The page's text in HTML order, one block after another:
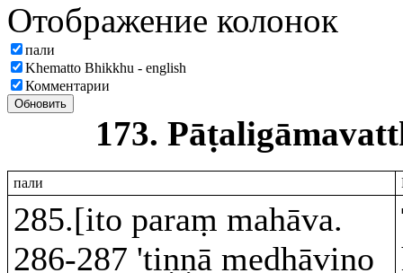
Отображение колонок
пали
Khematto Bhikkhu - english
Комментарии
Обновить
173.
пали
285.[ito paraṃ mahāva.
286-287 'tiṇṇā medhāvino